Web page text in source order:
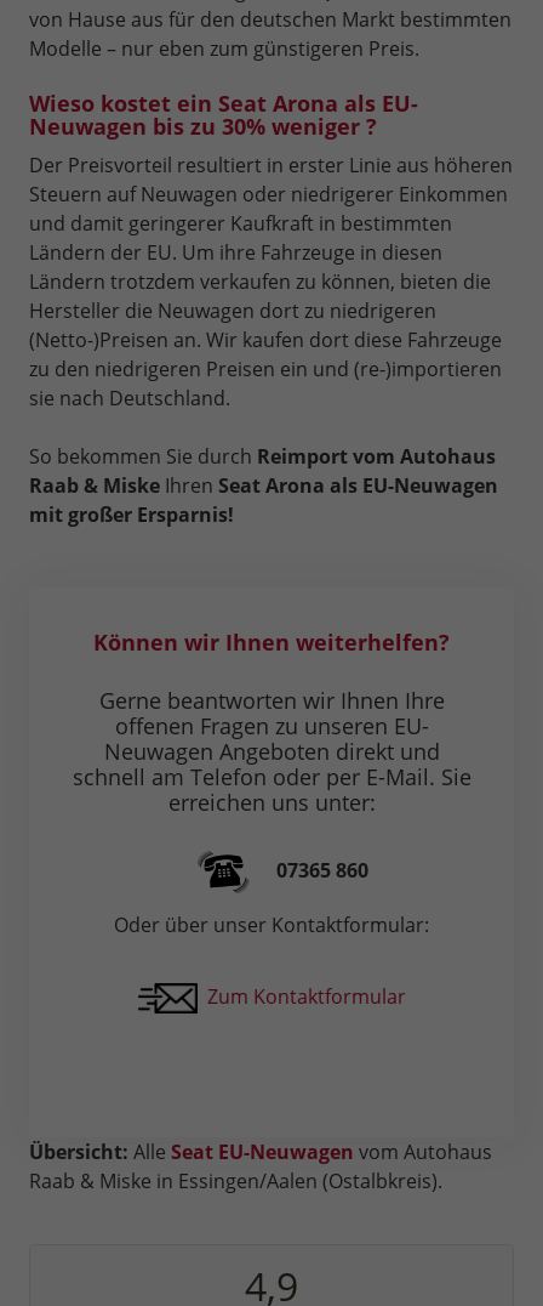
von Hause aus für den deutschen Markt bestimmten
Modelle – nur eben zum günstigeren Preis.
Wieso kostet ein Seat Arona als EU-
Neuwagen bis zu 30% weniger ?
Der Preisvorteil resultiert in erster Linie aus höheren
Steuern auf Neuwagen oder niedrigerer Einkommen
und damit geringerer Kaufkraft in bestimmten
Ländern der EU. Um ihre Fahrzeuge in diesen
Ländern trotzdem verkaufen zu können, bieten die
Hersteller die Neuwagen dort zu niedrigeren
(Netto-)Preisen an. Wir kaufen dort diese Fahrzeuge
zu den niedrigeren Preisen ein und (re-)importieren
sie nach Deutschland.
So bekommen Sie durch Reimport vom Autohaus
Raab & Miske Ihren Seat Arona als EU-Neuwagen
mit großer Ersparnis!
Können wir Ihnen weiterhelfen?
Gerne beantworten wir Ihnen Ihre
offenen Fragen zu unseren EU-
Neuwagen Angeboten direkt und
schnell am Telefon oder per E-Mail. Sie
erreichen uns unter:
07365 860
Oder über unser Kontaktformular:
Zum Kontaktformular
Übersicht: Alle Seat EU-Neuwagen vom Autohaus
Raab & Miske in Essingen/Aalen (Ostalbkreis).
4,9